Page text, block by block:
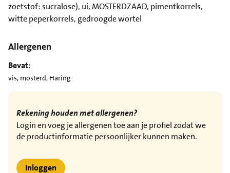
zoetstof: sucralose), ui, MOSTERDZAAD, pimentkorrels,
witte peperkorrels, gedroogde wortel
Allergenen
Bevat:
vis, mosterd, Haring
Rekening houden met allergenen?
Login en voeg je allergenen toe aan je profiel zodat we
de productinformatie persoonlijker kunnen maken.
Inloggen